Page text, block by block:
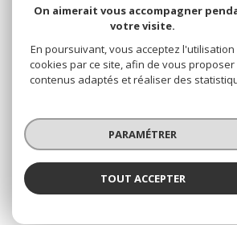
Données
Nos partenaires
Réalisé par :
On aimerait vous accompagner
votre visite.
En poursuivant, vous acceptez l'utilisation
cookies par ce site, afin de vous proposer
contenus adaptés et réaliser des
PARAMÉTRER
TOUT ACCEPTER